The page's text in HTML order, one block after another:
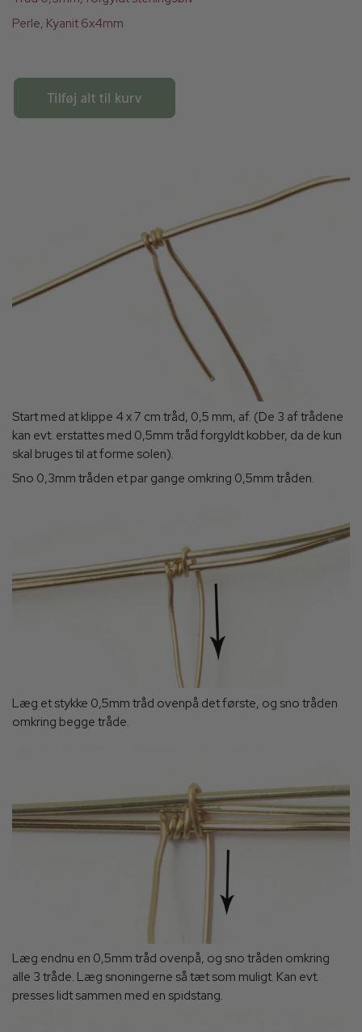
Perle, Kyanit 6x4mm
Start med at klippe 4 x 7 cm tråd, 0,5 mm, af. (De 3 af trådene
kan evt. erstattes med 0,5mm tråd forgyldt kobber, da de kun
skal bruges til at forme solen).
Sno 0,3mm tråden et par gange omkring 0,5mm tråden.
Læg et stykke 0,5mm tråd ovenpå det første, og sno tråden
omkring begge tråde.
Læg endnu en 0,5mm tråd ovenpå, og sno tråden omkring
alle 3 tråde. Læg snoningerne så tæt som muligt. Kan evt.
presses lidt sammen med en spidstang.